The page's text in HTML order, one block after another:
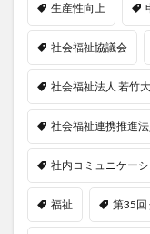
生産性向上
社会福祉協議会
社会福祉法人 若竹
社会福祉連携推進法
社内コミュニケー
福祉 第35回